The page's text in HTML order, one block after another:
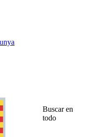
Buscar en
todo